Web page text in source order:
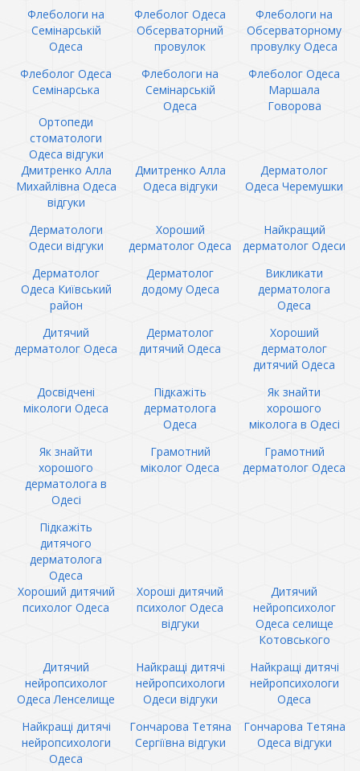
Флебологи на
Семінарській
Одеса
Флеболог Одеса
Обсерваторний
провулок
Флебологи на
Обсерваторному
провулку Одеса
Флеболог Одеса
Семінарська
Флебологи на
Семінарській
Одеса
Флеболог Одеса
Маршала
Говорова
Ортопеди
стоматологи
Одеса відгуки
Дмитренко Алла
Михайлівна Одеса
відгуки
Дмитренко Алла
Одеса відгуки
Дерматолог
Одеса Черемушки
Дерматологи
Одеси відгуки
Хороший
дерматолог Одеса
Найкращий
дерматолог Одеси
Дерматолог
Одеса Київський
район
Дерматолог
додому Одеса
Викликати
дерматолога
Одеса
Дитячий
дерматолог Одеса
Дерматолог
дитячий Одеса
Хороший
дерматолог
дитячий Одеса
Досвідчені
мікологи Одеса
Підкажіть
дерматолога
Одеса
Як знайти
хорошого
міколога в Одесі
Як знайти
хорошого
дерматолога в
Одесі
Грамотний
міколог Одеса
Грамотний
дерматолог Одеса
Підкажіть
дитячого
дерматолога
Одеса
Хороший дитячий
психолог Одеса
Хороші дитячий
психолог Одеса
відгуки
Дитячий
нейропсихолог
Одеса селище
Котовського
Дитячий
нейропсихолог
Одеса Ленселище
Найкращі дитячі
нейропсихологи
Одеси відгуки
Найкращі дитячі
нейропсихологи
Одеса
Найкращі дитячі
нейропсихологи
Одеса
Гончарова Тетяна
Сергіївна відгуки
Гончарова Тетяна
Одеса відгуки